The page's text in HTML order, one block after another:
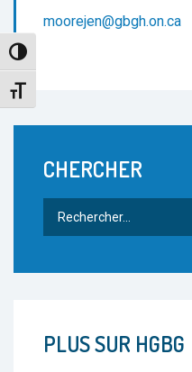
Toggle High Contrast
Toggle Font size
moorejen@gbgh.on.ca
CHERCHER
PLUS SUR HGBG